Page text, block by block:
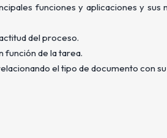
funciones y aplicaciones y sus
del proceso.
función de la tarea.
el tipo de documento con